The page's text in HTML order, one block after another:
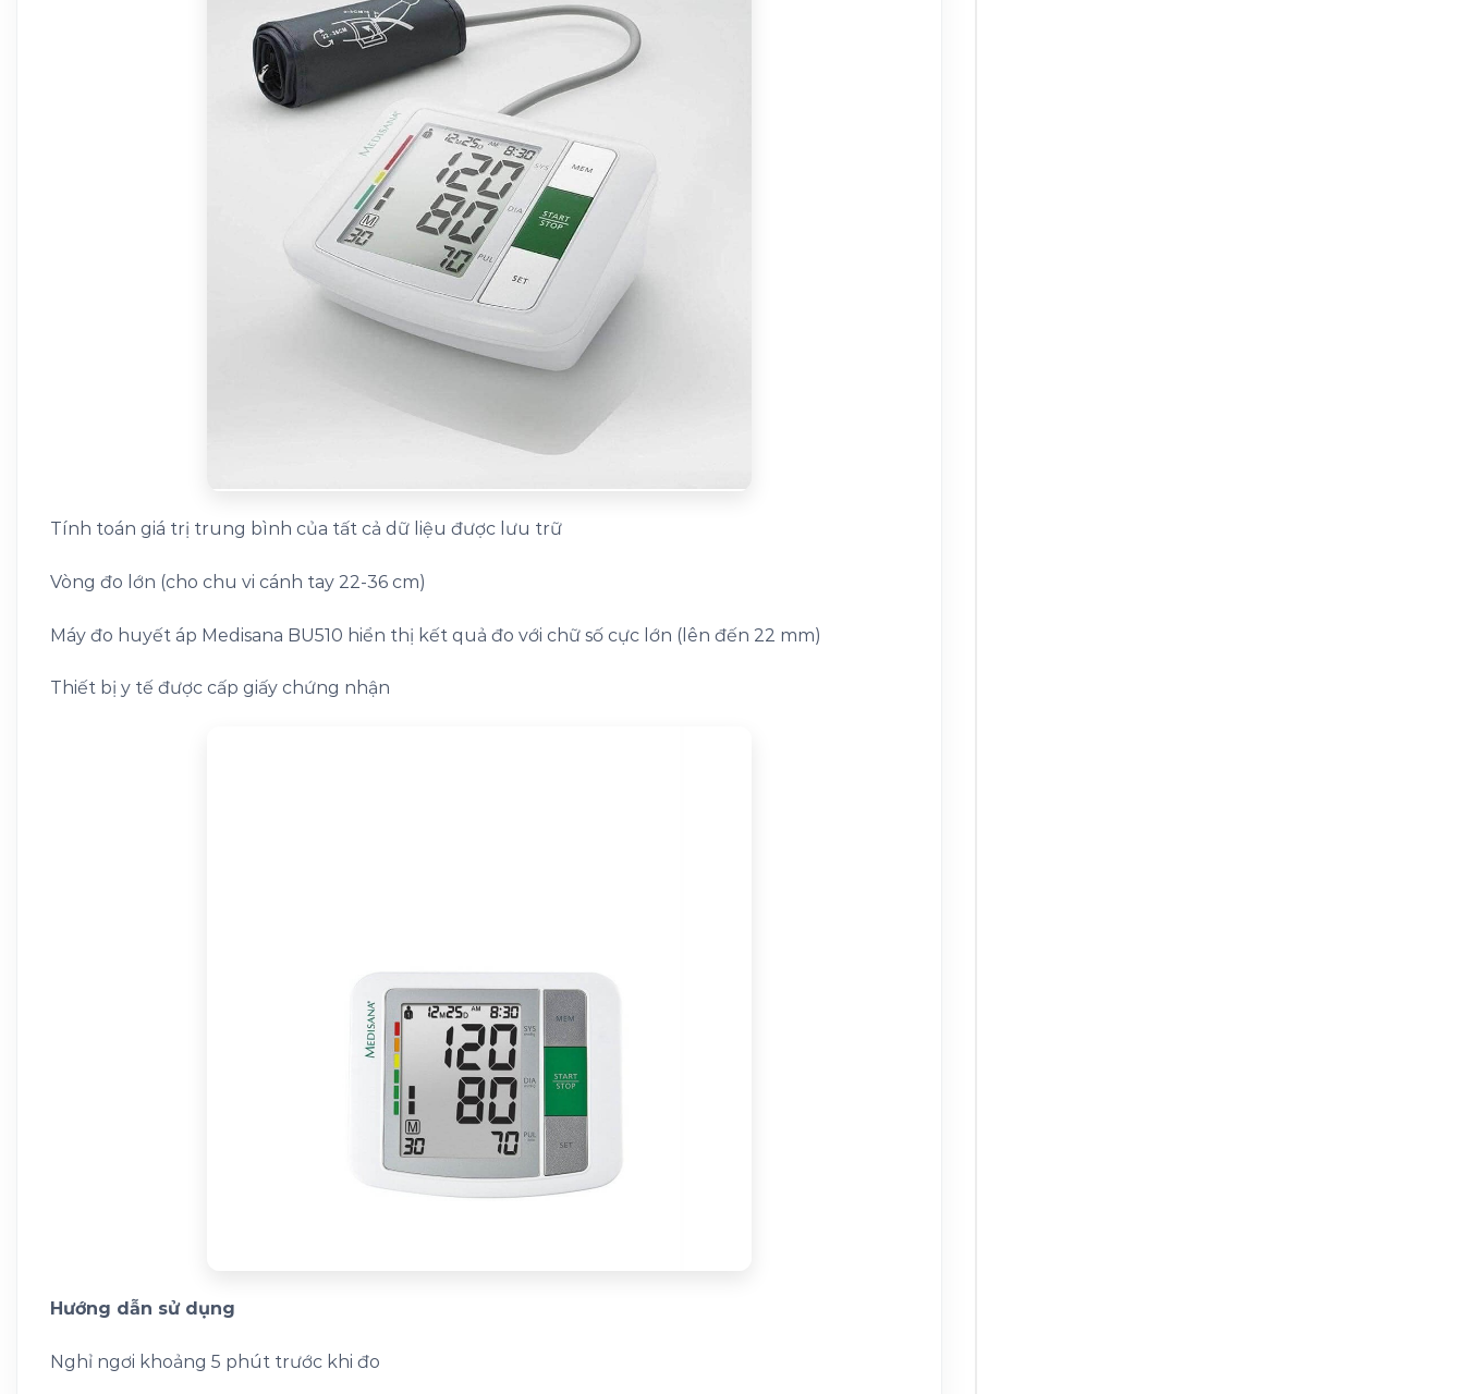
Tính toán giá trị trung bình của tất cả dữ liệu được lưu trữ
Vòng đo lớn (cho chu vi cánh tay 22-36 cm)
Máy đo huyết áp Medisana BU510 hiển thị kết quả đo với chữ số cực lớn (lên đến 22 mm)
Thiết bị y tế được cấp giấy chứng nhận
Hướng dẫn sử dụng
Nghỉ ngơi khoảng 5 phút trước khi đo